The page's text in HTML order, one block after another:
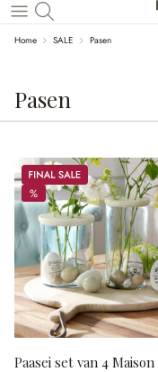
Naar de hoofdinhoud
Home SALE Pasen
Pasen
Sale
%
%
Paasei set van 4 Maison